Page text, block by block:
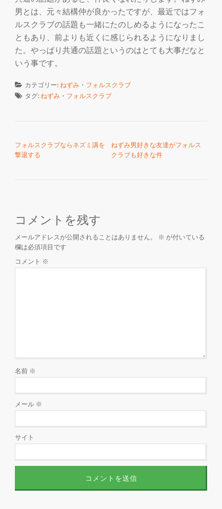
男とは、元々結構仲が良かったですが、最近ではフォ
ルスクラブの話題も一緒にたのしめるようになったこ
ともあり、前よりも近くに感じられるようになりまし
た。やっぱり共通の話題というのはとても大事だなと
いう事です。
カテゴリー: ねずみ ・ フォルスクラブ
タグ: ねずみ ・ フォルスクラブ
フォルスクラブならネズミ講を
撃退する
ねずみ男好きな友達がフォルス
クラブも好きな件
コメントを残す
メールアドレスが公開されることはありません。 ※ が付いている
欄は必須項目です
コメント ※
名前 ※
メール ※
サイト